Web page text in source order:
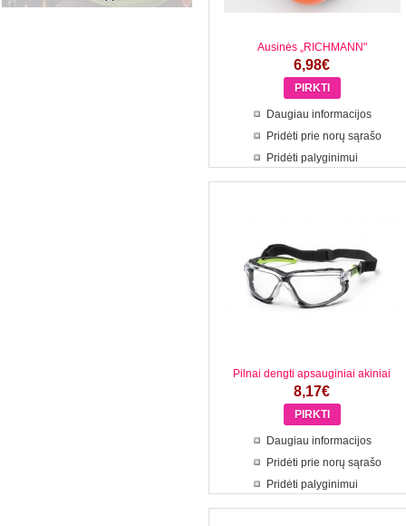
Ausinės „RICHMANN"
6,98€
Daugiau informacijos
Pridėti prie norų sąrašo
Pridėti palyginimui
Pilnai dengti apsauginiai akiniai
8,17€
Daugiau informacijos
Pridėti prie norų sąrašo
Pridėti palyginimui